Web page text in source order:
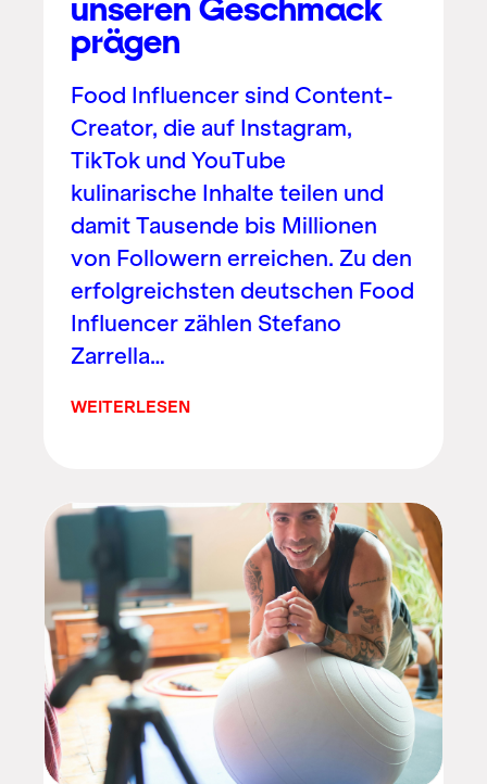
unseren Geschmack
prägen
Food Influencer sind Content-
Creator, die auf Instagram,
TikTok und YouTube
kulinarische Inhalte teilen und
damit Tausende bis Millionen
von Followern erreichen. Zu den
erfolgreichsten deutschen Food
Influencer zählen Stefano
Zarrella…
WEITERLESEN